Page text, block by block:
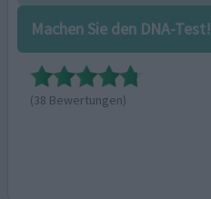
Machen Sie den DNA-Test!
(38 Bewertungen)